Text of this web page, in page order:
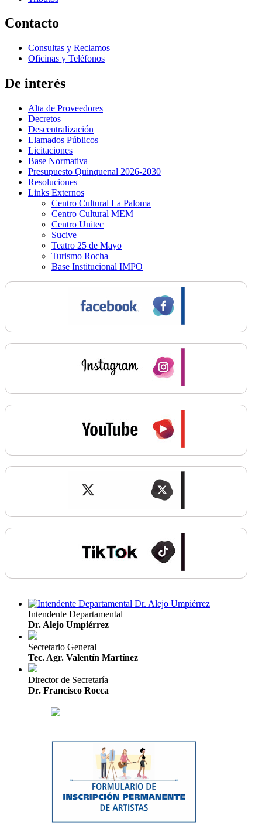
Contacto
Consultas y Reclamos
Oficinas y Teléfonos
De interés
Alta de Proveedores
Decretos
Descentralización
Llamados Públicos
Licitaciones
Base Normativa
Presupuesto Quinquenal 2026-2030
Resoluciones
Links Externos
Centro Cultural La Paloma
Centro Cultural MEM
Centro Unitec
Sucive
Teatro 25 de Mayo
Turismo Rocha
Base Institucional IMPO
Intendente Departamental
Dr. Alejo Umpiérrez
Secretario General
Tec. Agr. Valentín Martínez
Director de Secretaría
Dr. Francisco Rocca